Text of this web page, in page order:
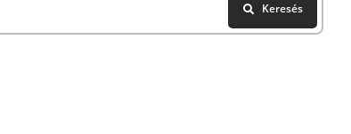
Keresés